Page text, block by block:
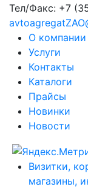
Тел/Факс: +7
О компании
Услуги
Контакты
Каталоги
Прайсы
Новинки
Новости
Визитки,
магазины,